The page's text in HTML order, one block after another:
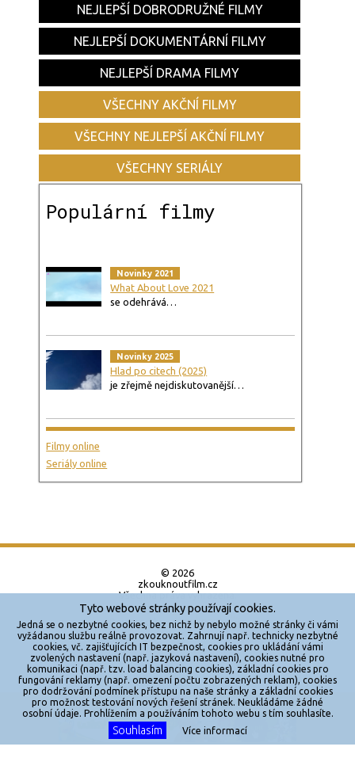
X
NEJLEPŠÍ DOBRODRUŽNÉ FILMY
NEJLEPŠÍ DOKUMENTÁRNÍ FILMY
NEJLEPŠÍ DRAMA FILMY
VŠECHNY AKČNÍ FILMY
VŠECHNY NEJLEPŠÍ AKČNÍ FILMY
VŠECHNY SERIÁLY
Populární filmy
Novinky 2021
What About Love 2021
se odehrává…
Novinky 2025
Hlad po citech (2025)
je zřejmě nejdiskutovanější…
Filmy online
Seriály online
© 2026
zkouknoutfilm.cz
Všechna práva vyhrazena.
Powered by
Reklama
Sítě
Redakce
Jakékoliv užití obsahu je bez souhlasu provozovatele zakázáno.
Tyto webové stránky používají cookies.
Jedná se o nezbytné cookies, bez nichž by nebylo možné stránky či vámi
vyžádanou službu reálně provozovat. Zahrnují např. technicky nezbytné
cookies, vč. zajišťujících IT bezpečnost, cookies pro ukládání vámi
zvolených nastavení (např. jazyková nastavení), cookies nutné pro
komunikaci (např. tzv. load balancing cookies), základní cookies pro
fungování reklamy (např. omezení počtu zobrazených reklam), cookies
pro dodržování podmínek přístupu na naše stránky a základní cookies
pro možnost testování nových řešení stránek. Neukládáme žádné
osobní údaje. Prohlížením a používáním tohoto webu s tím souhlasíte.
Souhlasím Více informací